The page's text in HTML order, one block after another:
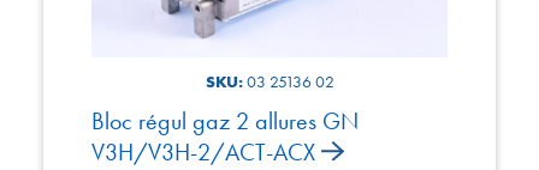
SKU:03 25136 02
Bloc régul gaz 2 allures GN
V3H/V3H-2/ACT-ACX